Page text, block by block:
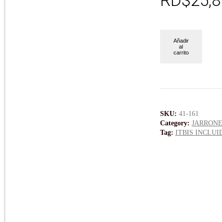
Añadir
al
carrito
SKU: 41-161
Category:
Tag: ITBIS